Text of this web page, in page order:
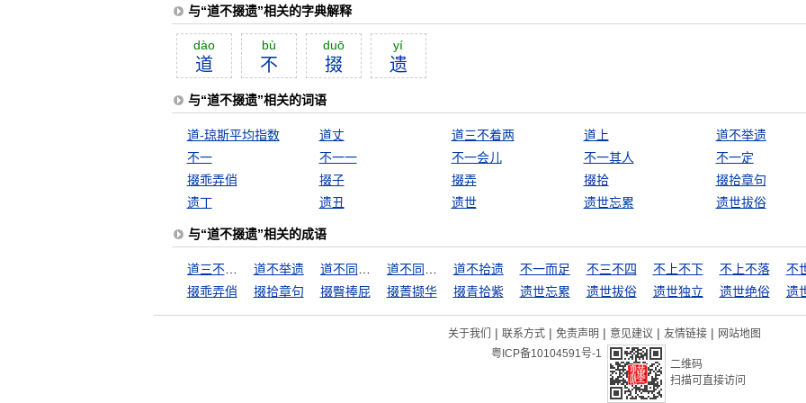
与“道不掇遗”相关的字典解释
dào
道
bù
不
duō
掇
yí
遗
与“道不掇遗”相关的词语
道-琼斯平均指数 道丈 道三不着两 道上
道不举遗
不一
不一一 不一会儿 不一其人
不一定
掇乖弄俏
掇子 掇弄 掇拾
掇拾章句
遗丁
遗丑 遗世 遗世忘累 遗世拔俗
与“道不掇遗”相关的成语
道三不着两 道不举遗 道不拾遗 不一而足 不三不四 不上不下 不上不落
不
掇乖弄俏
掇拾章句 掇臀捧屁 掇菁撷华 掇青拾紫 遗世忘累 遗世拔俗 遗世独立 遗世绝俗 遗
关于我们 | 联系方式 | 免责声明 | 意见建议 | 友情链接 | 网站地图
粤ICP备10104591号-1
二维码
扫描可直接访问